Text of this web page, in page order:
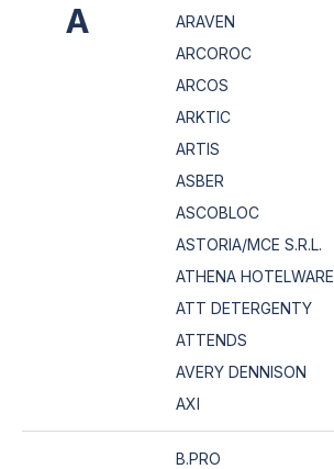
A
ARAVEN
ARCOROC
ARCOS
ARKTIC
ARTIS
ASBER
ASCOBLOC
ASTORIA/MCE S.R.L.
ATHENA HOTELWARE
ATT DETERGENTY
ATTENDS
AVERY DENNISON
AXI
B.PRO